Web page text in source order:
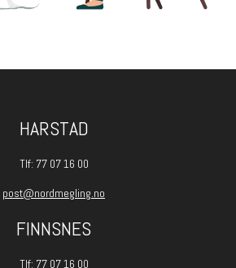
HARSTAD
Tlf: 77 07 16 00
post@nordmegling.no
FINNSNES
Tlf: 77 07 16 00